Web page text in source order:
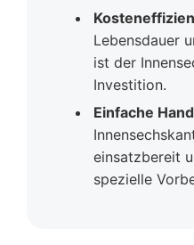
Lebensdauer
ist der
Investition.
Einfache
einsatzbereit
spezielle